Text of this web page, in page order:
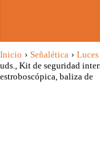
Inicio › Señalética ›
uds., Kit de seguridad
estroboscópica, baliza de